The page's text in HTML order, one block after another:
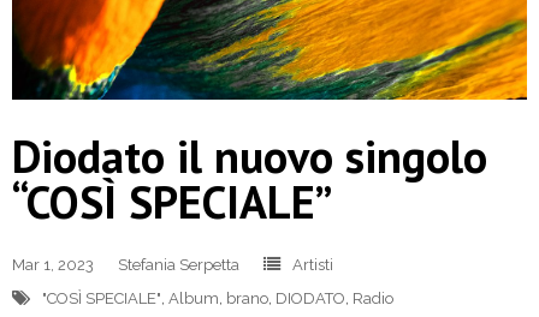
Diodato il nuovo singolo
“COSÌ SPECIALE”
Mar 1, 2023 Stefania Serpetta
Artisti
"COSÌ SPECIALE" Album brano DIODATO Radio